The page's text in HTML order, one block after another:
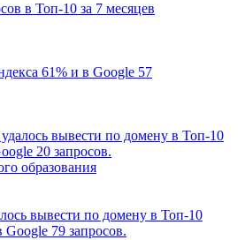
в Топ-10 за 7 месяцев
61% и в Google 57
вывести по домену в Топ-10
20 запросов.
образования
вывести по домену в Топ-10
Google 79 запросов.